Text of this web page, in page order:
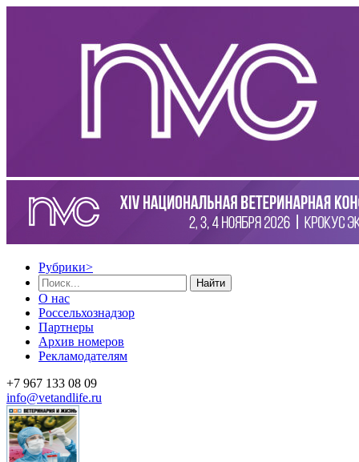
Рубрики>
Найти
О нас
Россельхознадзор
Партнеры
Архив номеров
Рекламодателям
+7 967 133 08 09
info@vetandlife.ru